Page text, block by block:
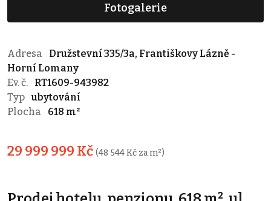
Fotogalerie
Adresa
Družstevní 335/3a, Františkovy Lázně -
Horní Lomany
Ev. č.
RT1609-943982
Typ ubytování
Plocha
618 m²
29 999 999 Kč (48 544 Kč za m²)